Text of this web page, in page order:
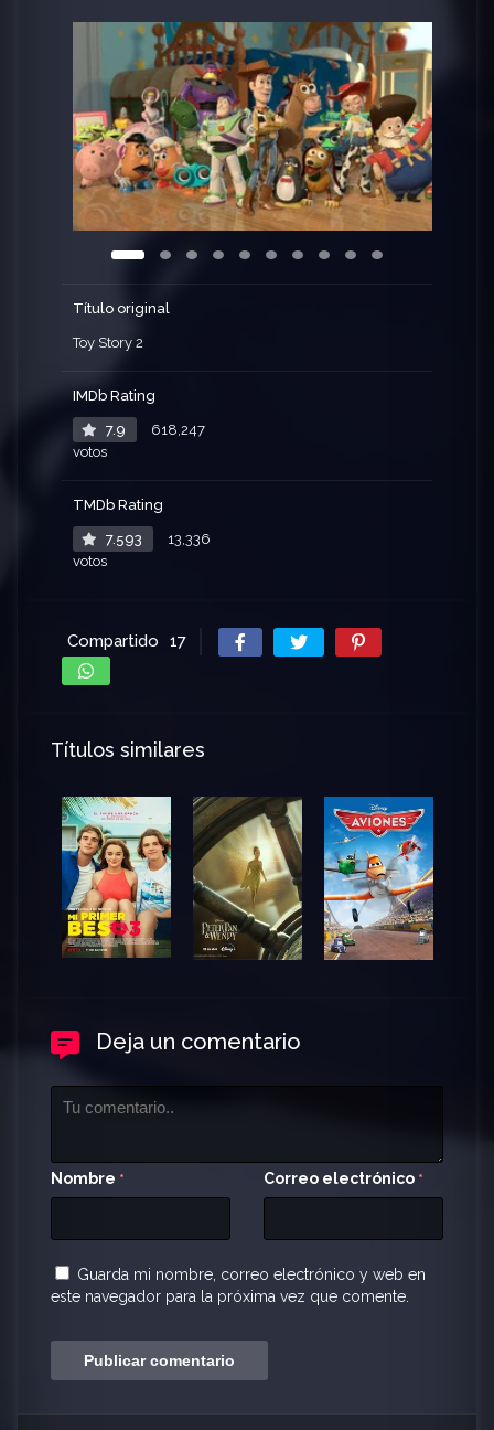
para rescatarlo, poniéndose al frente de una
operación de rescate durante la cual se
enfrentarán a múltiples peligros y divertidas
situaciones.
Título original
Toy Story 2
IMDb Rating
7.9
618,247
votos
TMDb Rating
7.593
13,336
votos
Compartido 17
Títulos similares
Deja un comentario
Nombre * Correo electrónico *
Guarda mi nombre, correo electrónico y web en
este navegador para la próxima vez que comente.